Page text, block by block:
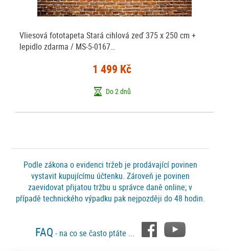
Vliesová fototapeta Stará cihlová zeď 375 x 250 cm +
lepidlo zdarma / MS-5-0167…
1 499 Kč
Do 2 dnů
Podle zákona o evidenci tržeb je prodávající povinen
vystavit kupujícímu účtenku. Zároveň je povinen
zaevidovat přijatou tržbu u správce daně online; v
případě technického výpadku pak nejpozději do 48 hodin.
FAQ - na co se často ptáte ...